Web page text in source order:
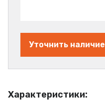
Характеристики:
Уточнить наличие